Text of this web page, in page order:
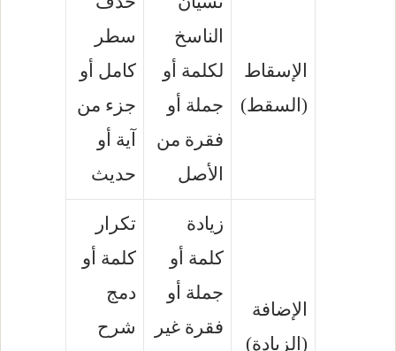
الإسقاط
(السقط)
الناسخ
لكلمة أو
جملة أو
فقرة من
الأصل
سطر
كامل أو
جزء من
آية أو
حديث
الإضافة
(الزيادة)
زيادة
كلمة أو
جملة أو
فقرة غير
تكرار
كلمة أو
دمج
شرح